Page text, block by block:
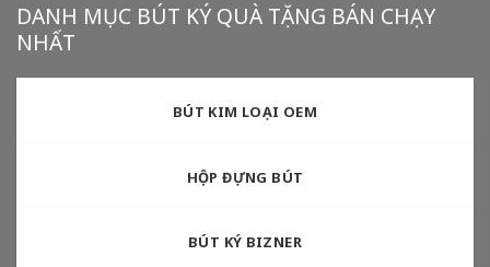
DANH MỤC BÚT KÝ QUÀ TẶNG BÁN CHẠY
NHẤT
BÚT KIM LOẠI OEM
HỘP ĐỰNG BÚT
BÚT KÝ BIZNER